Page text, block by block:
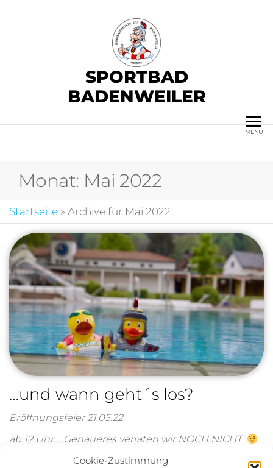
Cookie-Zustimmung
SPORTBAD
BADENWEILER
MENÜ
Monat: Mai 2022
Startseite » Archive für Mai 2022
…und wann geht´s los?
Eröffnungsfeier 21.05.22
ab 12 Uhr…..Genaueres verraten wir NOCH NICHT